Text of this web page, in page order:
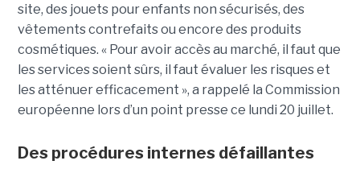
site, des jouets pour enfants non sécurisés, des
vêtements contrefaits ou encore des produits
cosmétiques. « Pour avoir accès au marché, il faut que
les services soient sûrs, il faut évaluer les risques et
les atténuer efficacement », a rappelé la Commission
européenne lors d’un point presse ce lundi 20 juillet.
Des procédures internes défaillantes